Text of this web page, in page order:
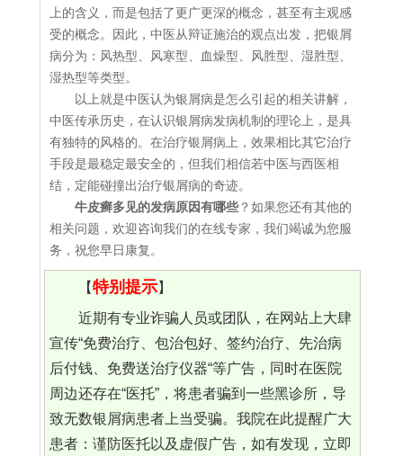
上的含义，而是包括了更广更深的概念，甚至有主观感
受的概念。因此，中医从辩证施治的观点出发，把银屑
病分为：风热型、风寒型、血燥型、风胜型、湿胜型、
湿热型等类型。
以上就是中医认为银屑病是怎么引起的相关讲解，
中医传承历史，在认识银屑病发病机制的理论上，是具
有独特的风格的。在治疗银屑病上，效果相比其它治疗
手段是最稳定最安全的，但我们相信若中医与西医相
结，定能碰撞出治疗银屑病的奇迹。
牛皮癣多见的发病原因有哪些 ？如果您还有其他的
相关问题，欢迎咨询我们的在线专家，我们竭诚为您服
务，祝您早日康复。
【特别提示】
近期有专业诈骗人员或团队，在网站上大肆
宣传“免费治疗、包治包好、签约治疗、先治病
后付钱、免费送治疗仪器“等广告，同时在医院
周边还存在“医托”，将患者骗到一些黑诊所，导
致无数银屑病患者上当受骗。我院在此提醒广大
患者：谨防医托以及虚假广告，如有发现，立即